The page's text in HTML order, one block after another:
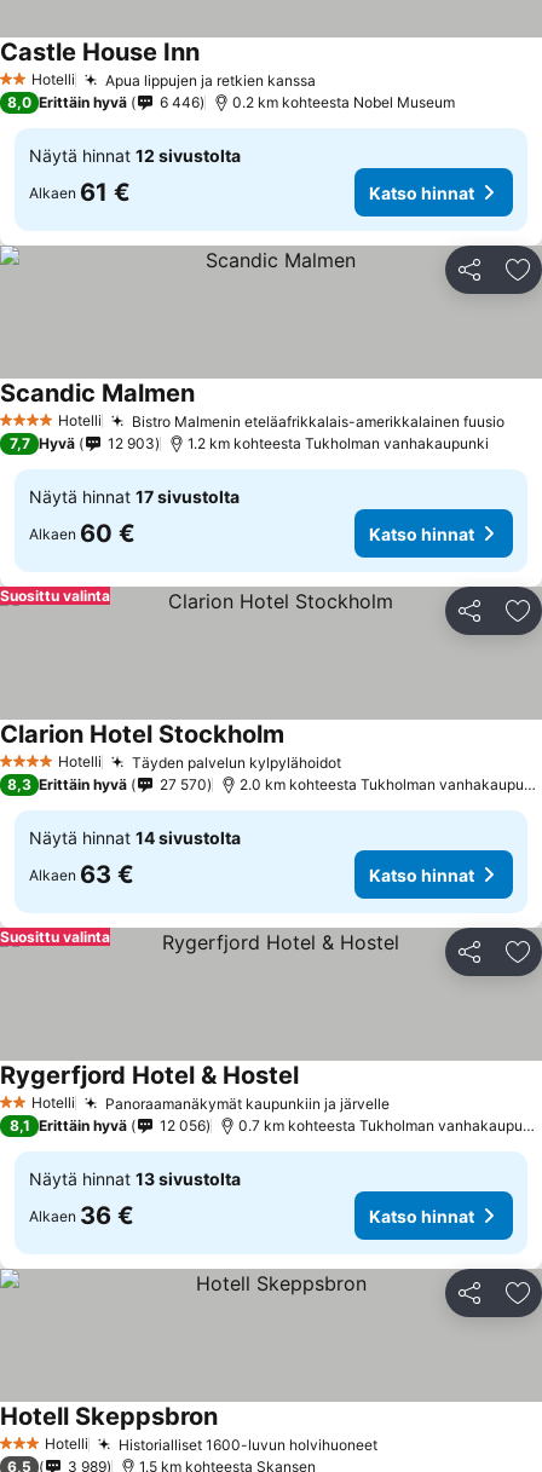
2 Tähtiluokitus
Hotelli Apua lippujen ja retkien kanssa
Castle House Inn
8,0 Erittäin hyvä 6 446 0.2 km kohteesta Nobel Museum
Näytä hinnat 12 sivustolta
Alkaen 61 € Katso hinnat
Jaa
4 Tähtiluokitus
Hotelli Bistro Malmenin eteläafrikkalais-amerikkalainen fuusio
Scandic Malmen
7,7 Hyvä 12 903 1.2 km kohteesta Tukholman vanhakaupunki
Näytä hinnat 17 sivustolta
Alkaen 60 € Katso hinnat
Jaa
Suosittu valinta
4 Tähtiluokitus
Hotelli Täyden palvelun kylpylähoidot
Clarion Hotel Stockholm
8,3 Erittäin hyvä 27 570 2.0 km kohteesta Tukholman vanhakaupunki
Näytä hinnat 14 sivustolta
Alkaen 63 € Katso hinnat
Jaa
Suosittu valinta
2 Tähtiluokitus
Hotelli Panoraamanäkymät kaupunkiin ja järvelle
Rygerfjord Hotel & Hostel
8,1 Erittäin hyvä 12 056 0.7 km kohteesta Tukholman vanhakaupunki
Näytä hinnat 13 sivustolta
Alkaen 36 € Katso hinnat
Jaa
3 Tähtiluokitus
Hotelli Historialliset 1600-luvun holvihuoneet
Hotell Skeppsbron
6,5 3 989 1.5 km kohteesta Skansen